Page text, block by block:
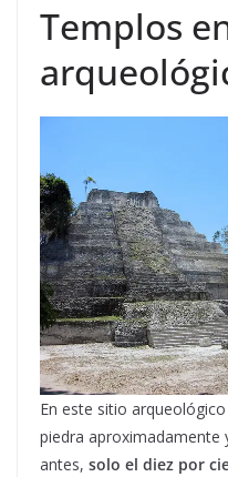
Templos
En este sitio
piedra
antes, solo el diez por